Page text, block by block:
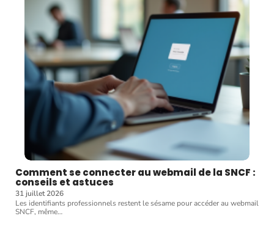
Comment se connecter au webmail de la SNCF :
conseils et astuces
31 juillet 2026
Les identifiants professionnels restent le sésame pour accéder au webmail
SNCF, même…